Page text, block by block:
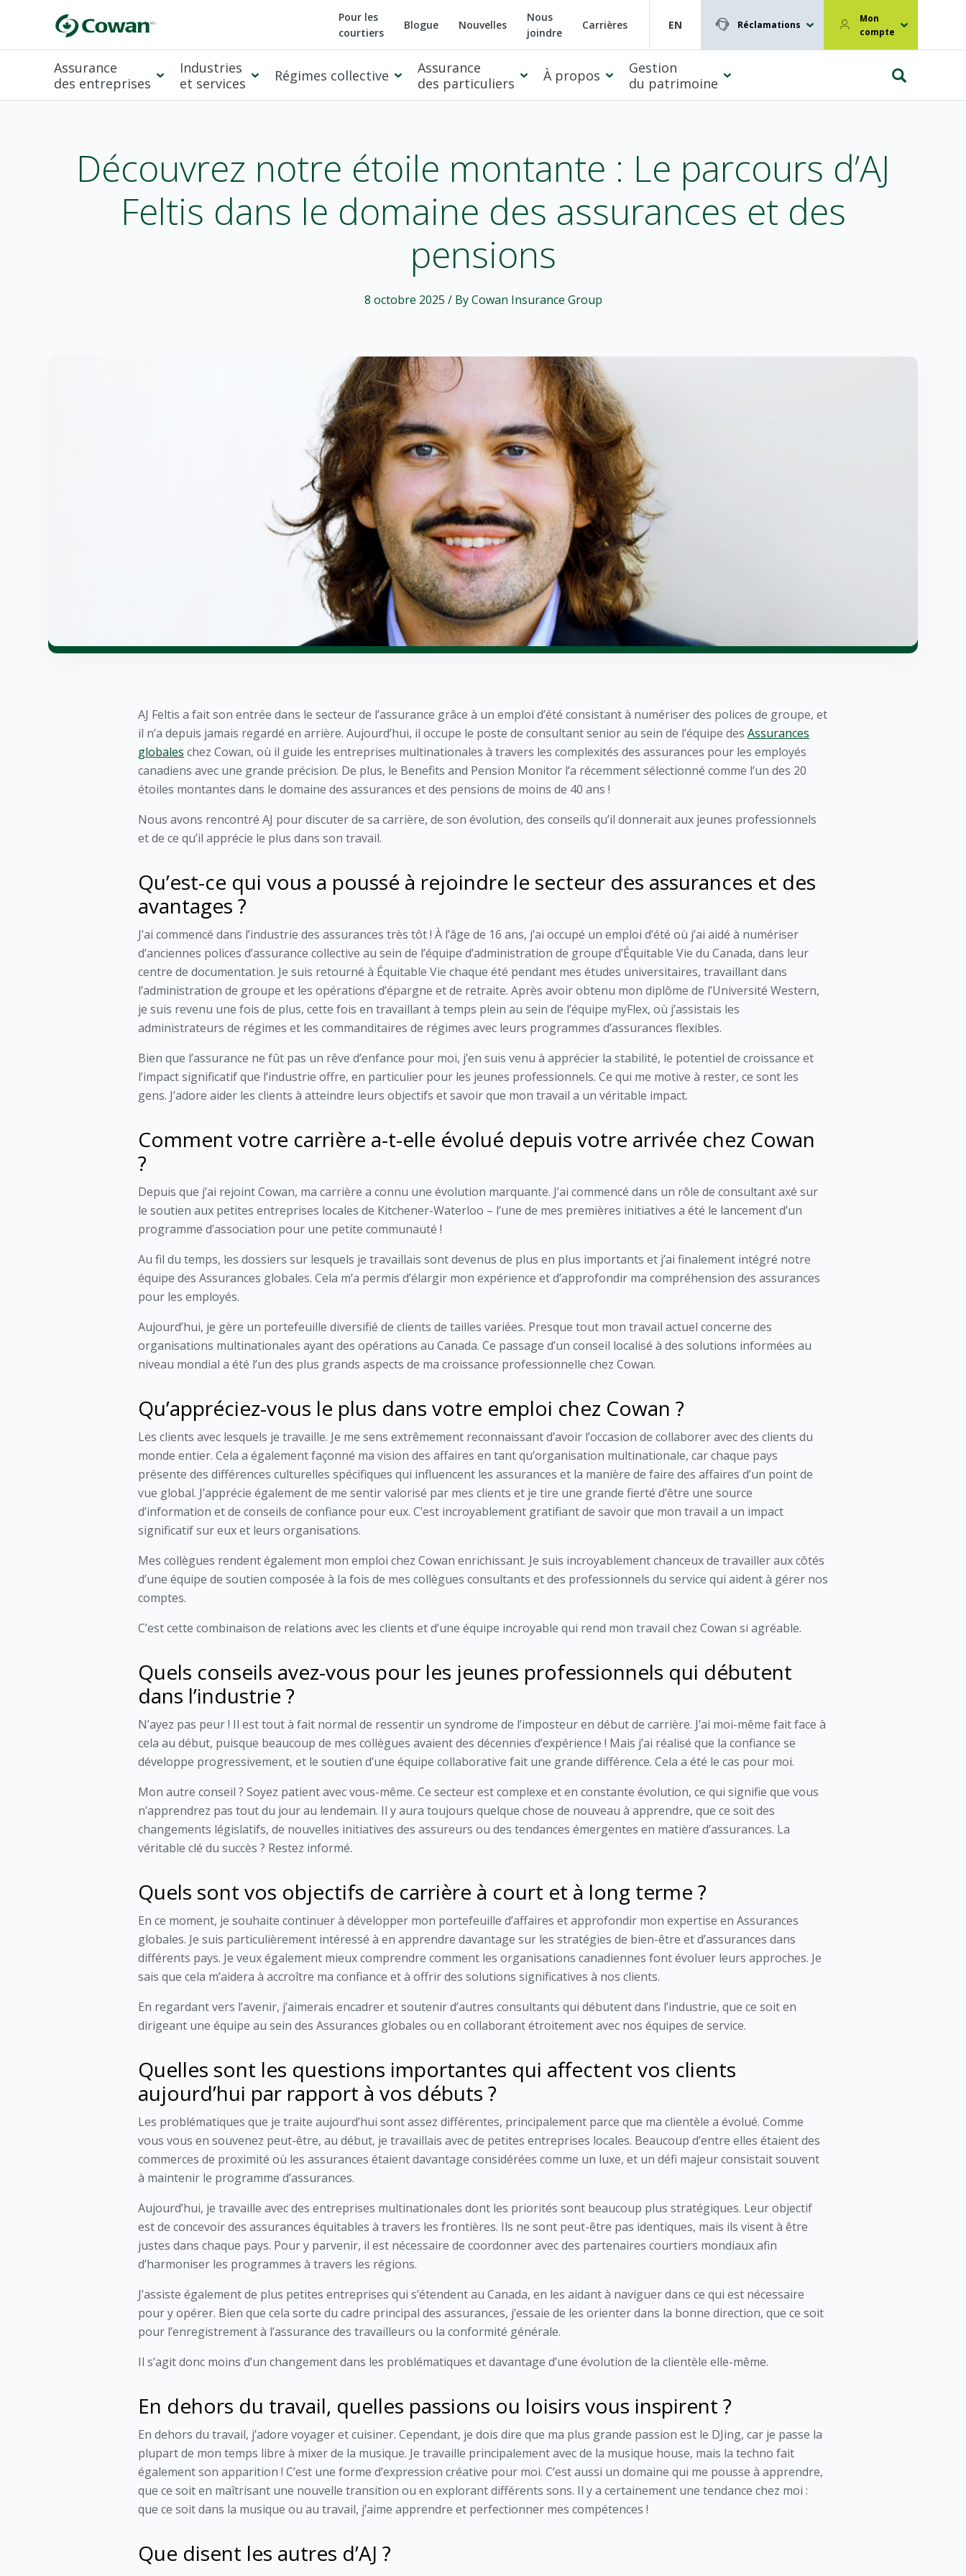
Pour les
courtiers
Blogue Nouvelles
Nous
joindre
Carrières EN Réclamations
Mon
compte
Assurance
des entreprises
Industries
et services
Régimes collective
Assurance
des particuliers
À propos
Gestion
du patrimoine
Découvrez notre étoile montante : Le parcours d’AJ
Feltis dans le domaine des assurances et des
pensions
8 octobre 2025 / By Cowan Insurance Group
AJ Feltis a fait son entrée dans le secteur de l’assurance grâce à un emploi d’été consistant à numériser des polices de groupe, et
il n’a depuis jamais regardé en arrière. Aujourd’hui, il occupe le poste de consultant senior au sein de l’équipe des Assurances
globales chez Cowan, où il guide les entreprises multinationales à travers les complexités des assurances pour les employés
canadiens avec une grande précision. De plus, le Benefits and Pension Monitor l’a récemment sélectionné comme l’un des 20
étoiles montantes dans le domaine des assurances et des pensions de moins de 40 ans !
Nous avons rencontré AJ pour discuter de sa carrière, de son évolution, des conseils qu’il donnerait aux jeunes professionnels
et de ce qu’il apprécie le plus dans son travail.
Qu’est-ce qui vous a poussé à rejoindre le secteur des assurances et des
avantages ?
J’ai commencé dans l’industrie des assurances très tôt ! À l’âge de 16 ans, j’ai occupé un emploi d’été où j’ai aidé à numériser
d’anciennes polices d’assurance collective au sein de l’équipe d’administration de groupe d’Équitable Vie du Canada, dans leur
centre de documentation. Je suis retourné à Équitable Vie chaque été pendant mes études universitaires, travaillant dans
l’administration de groupe et les opérations d’épargne et de retraite. Après avoir obtenu mon diplôme de l’Université Western,
je suis revenu une fois de plus, cette fois en travaillant à temps plein au sein de l’équipe myFlex, où j’assistais les
administrateurs de régimes et les commanditaires de régimes avec leurs programmes d’assurances flexibles.
Bien que l’assurance ne fût pas un rêve d’enfance pour moi, j’en suis venu à apprécier la stabilité, le potentiel de croissance et
l’impact significatif que l’industrie offre, en particulier pour les jeunes professionnels. Ce qui me motive à rester, ce sont les
gens. J’adore aider les clients à atteindre leurs objectifs et savoir que mon travail a un véritable impact.
Comment votre carrière a-t-elle évolué depuis votre arrivée chez Cowan
?
Depuis que j’ai rejoint Cowan, ma carrière a connu une évolution marquante. J’ai commencé dans un rôle de consultant axé sur
le soutien aux petites entreprises locales de Kitchener-Waterloo – l’une de mes premières initiatives a été le lancement d’un
programme d’association pour une petite communauté !
Au fil du temps, les dossiers sur lesquels je travaillais sont devenus de plus en plus importants et j’ai finalement intégré notre
équipe des Assurances globales. Cela m’a permis d’élargir mon expérience et d’approfondir ma compréhension des assurances
pour les employés.
Aujourd’hui, je gère un portefeuille diversifié de clients de tailles variées. Presque tout mon travail actuel concerne des
organisations multinationales ayant des opérations au Canada. Ce passage d’un conseil localisé à des solutions informées au
niveau mondial a été l’un des plus grands aspects de ma croissance professionnelle chez Cowan.
Qu’appréciez-vous le plus dans votre emploi chez Cowan ?
Les clients avec lesquels je travaille. Je me sens extrêmement reconnaissant d’avoir l’occasion de collaborer avec des clients du
monde entier. Cela a également façonné ma vision des affaires en tant qu’organisation multinationale, car chaque pays
présente des différences culturelles spécifiques qui influencent les assurances et la manière de faire des affaires d’un point de
vue global. J’apprécie également de me sentir valorisé par mes clients et je tire une grande fierté d’être une source
d’information et de conseils de confiance pour eux. C’est incroyablement gratifiant de savoir que mon travail a un impact
significatif sur eux et leurs organisations.
Mes collègues rendent également mon emploi chez Cowan enrichissant. Je suis incroyablement chanceux de travailler aux côtés
d’une équipe de soutien composée à la fois de mes collègues consultants et des professionnels du service qui aident à gérer nos
comptes.
C’est cette combinaison de relations avec les clients et d’une équipe incroyable qui rend mon travail chez Cowan si agréable.
Quels conseils avez-vous pour les jeunes professionnels qui débutent
dans l’industrie ?
N’ayez pas peur ! Il est tout à fait normal de ressentir un syndrome de l’imposteur en début de carrière. J’ai moi-même fait face à
cela au début, puisque beaucoup de mes collègues avaient des décennies d’expérience ! Mais j’ai réalisé que la confiance se
développe progressivement, et le soutien d’une équipe collaborative fait une grande différence. Cela a été le cas pour moi.
Mon autre conseil ? Soyez patient avec vous-même. Ce secteur est complexe et en constante évolution, ce qui signifie que vous
n’apprendrez pas tout du jour au lendemain. Il y aura toujours quelque chose de nouveau à apprendre, que ce soit des
changements législatifs, de nouvelles initiatives des assureurs ou des tendances émergentes en matière d’assurances. La
véritable clé du succès ? Restez informé.
Quels sont vos objectifs de carrière à court et à long terme ?
En ce moment, je souhaite continuer à développer mon portefeuille d’affaires et approfondir mon expertise en Assurances
globales. Je suis particulièrement intéressé à en apprendre davantage sur les stratégies de bien-être et d’assurances dans
différents pays. Je veux également mieux comprendre comment les organisations canadiennes font évoluer leurs approches. Je
sais que cela m’aidera à accroître ma confiance et à offrir des solutions significatives à nos clients.
En regardant vers l’avenir, j’aimerais encadrer et soutenir d’autres consultants qui débutent dans l’industrie, que ce soit en
dirigeant une équipe au sein des Assurances globales ou en collaborant étroitement avec nos équipes de service.
Quelles sont les questions importantes qui affectent vos clients
aujourd’hui par rapport à vos débuts ?
Les problématiques que je traite aujourd’hui sont assez différentes, principalement parce que ma clientèle a évolué. Comme
vous vous en souvenez peut-être, au début, je travaillais avec de petites entreprises locales. Beaucoup d’entre elles étaient des
commerces de proximité où les assurances étaient davantage considérées comme un luxe, et un défi majeur consistait souvent
à maintenir le programme d’assurances.
Aujourd’hui, je travaille avec des entreprises multinationales dont les priorités sont beaucoup plus stratégiques. Leur objectif
est de concevoir des assurances équitables à travers les frontières. Ils ne sont peut-être pas identiques, mais ils visent à être
justes dans chaque pays. Pour y parvenir, il est nécessaire de coordonner avec des partenaires courtiers mondiaux afin
d’harmoniser les programmes à travers les régions.
J’assiste également de plus petites entreprises qui s’étendent au Canada, en les aidant à naviguer dans ce qui est nécessaire
pour y opérer. Bien que cela sorte du cadre principal des assurances, j’essaie de les orienter dans la bonne direction, que ce soit
pour l’enregistrement à l’assurance des travailleurs ou la conformité générale.
Il s’agit donc moins d’un changement dans les problématiques et davantage d’une évolution de la clientèle elle-même.
En dehors du travail, quelles passions ou loisirs vous inspirent ?
En dehors du travail, j’adore voyager et cuisiner. Cependant, je dois dire que ma plus grande passion est le DJing, car je passe la
plupart de mon temps libre à mixer de la musique. Je travaille principalement avec de la musique house, mais la techno fait
également son apparition ! C’est une forme d’expression créative pour moi. C’est aussi un domaine qui me pousse à apprendre,
que ce soit en maîtrisant une nouvelle transition ou en explorant différents sons. Il y a certainement une tendance chez moi :
que ce soit dans la musique ou au travail, j’aime apprendre et perfectionner mes compétences !
Que disent les autres d’AJ ?